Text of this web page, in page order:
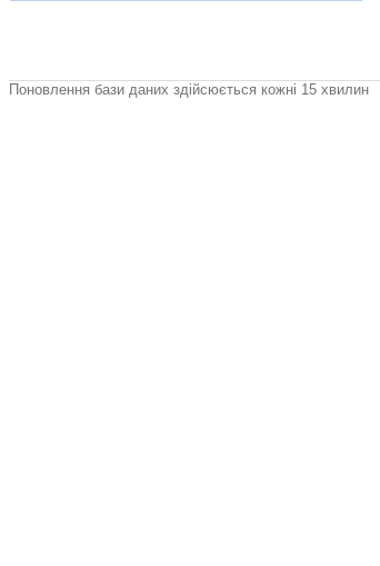
Поновлення бази даних здійсюється кожні 15 хвилин